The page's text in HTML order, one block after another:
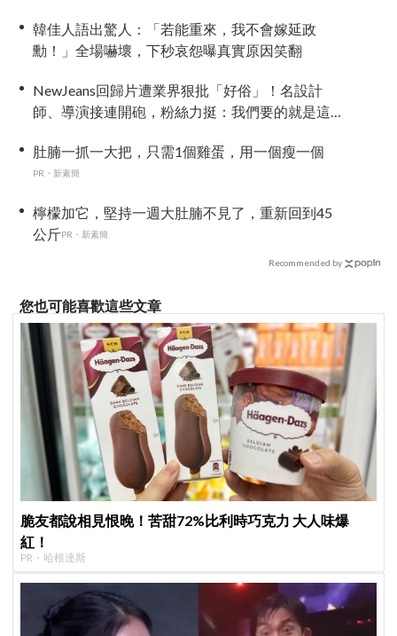
韓佳人語出驚人：「若能重來，我不會嫁延政
勳！」全場嚇壞，下秒哀怨曝真實原因笑翻
NewJeans回歸片遭業界狠批「好俗」！名設計
師、導演接連開砲，粉絲力挺：我們要的就是這
肚腩一抓一大把，只需1個雞蛋，用一個瘦一個
PR・新素簡
檸檬加它，堅持一週大肚腩不見了，重新回到45
公斤PR・新素簡
Recommended by
您也可能喜歡這些文章
脆友都說相見恨晚！苦甜72%比利時巧克力 大人味爆
紅！
PR・哈根達斯